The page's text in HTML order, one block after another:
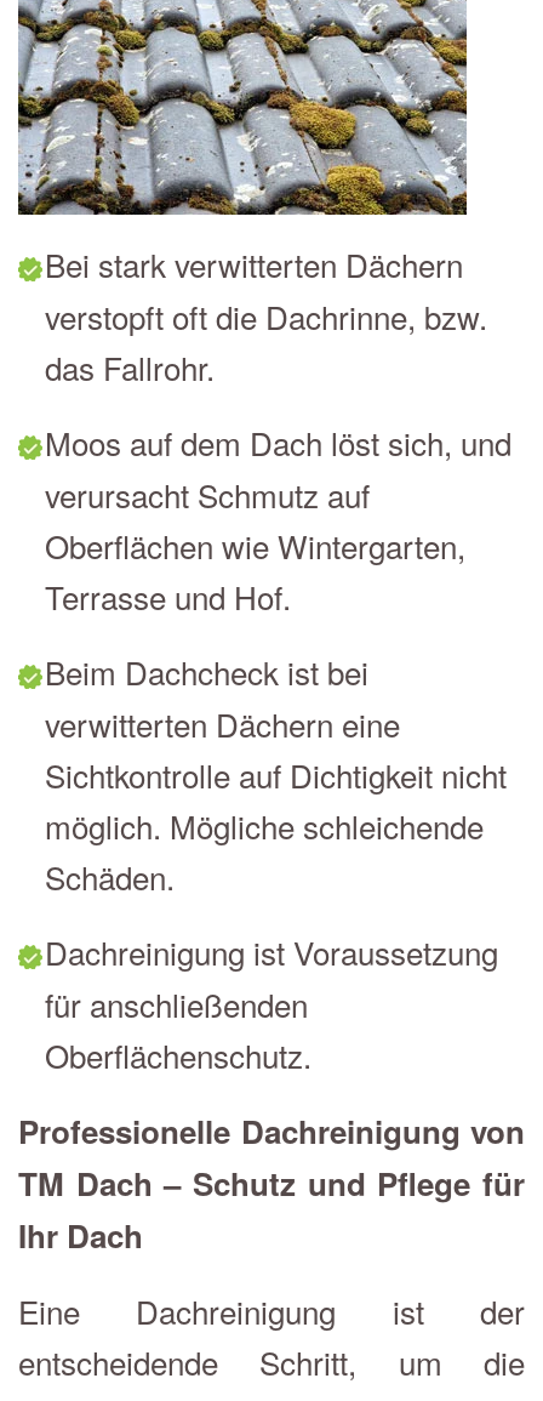
Bei stark verwitterten Dächern
verstopft oft die Dachrinne, bzw.
das Fallrohr.
Moos auf dem Dach löst sich, und
verursacht Schmutz auf
Oberflächen wie Wintergarten,
Terrasse und Hof.
Beim Dachcheck ist bei
verwitterten Dächern eine
Sichtkontrolle auf Dichtigkeit nicht
möglich. Mögliche schleichende
Schäden.
Dachreinigung ist Voraussetzung
für anschließenden
Oberflächenschutz.
Professionelle Dachreinigung von
TM Dach – Schutz und Pflege für
Ihr Dach
Eine Dachreinigung ist der
entscheidende Schritt, um die